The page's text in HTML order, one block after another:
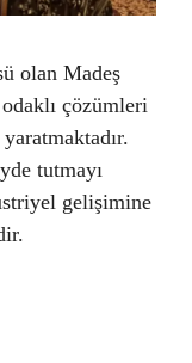
olan Madeş
çözümleri
tutmayı
gelişimine